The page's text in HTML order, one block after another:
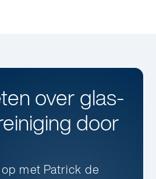
overglas-
door
met Patrick de